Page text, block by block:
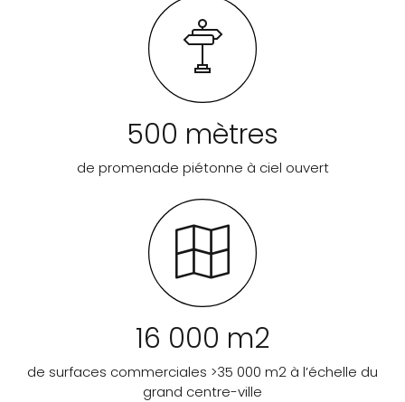
500 mètres
de promenade piétonne à ciel ouvert
16 000 m2
de surfaces commerciales >35 000 m2 à l’échelle du
grand centre-ville